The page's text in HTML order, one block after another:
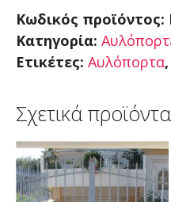
Κωδικός προϊόντος:
Κατηγορία:
Ετικέτες: Αυλόπορτα,
Σχετικά προϊόντα